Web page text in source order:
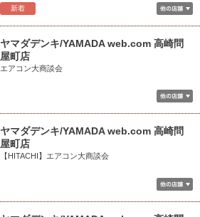
新着
ヤマダデンキ/YAMADA web.com 高崎問
屋町店
エアコン大商談会
ヤマダデンキ/YAMADA web.com 高崎問
屋町店
【HITACHI】エアコン大商談会